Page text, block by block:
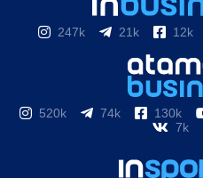
247k 21k 12k
520k 74k 130k
7k